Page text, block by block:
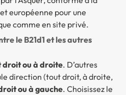
européenne pour une
comme en site privé.
le B21d1 et les autres
droit ou à droite. D’autres
direction (tout droit, à droite,
ou à gauche. Choisissez le